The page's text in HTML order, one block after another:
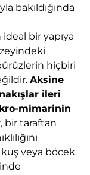
bakıldığında
bir yapıya
hiçbiri
Aksine
ileri
mimarinin
bir taraftan
kuş veya böcek